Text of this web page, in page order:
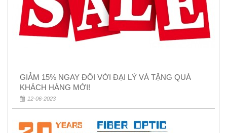
GIẢM 15% NGAY ĐỐI VỚI ĐẠI LÝ VÀ TẶNG QUÀ
KHÁCH HÀNG MỚI!
12-06-2023